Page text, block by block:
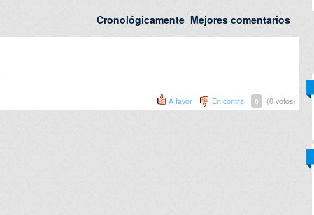
Mejores comentarios
Cronológicamente
A favor En contra 0 (0 votos)